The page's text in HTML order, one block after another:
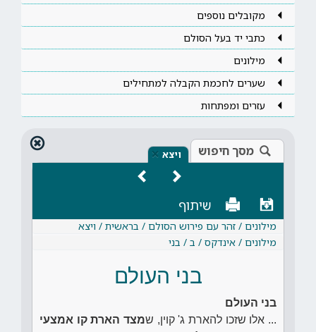
מקובלים נוספים
כתבי יד בעל הסולם
מילונים
שערים לחכמת הקבלה למתחילים
עזרים ומפתחות
מסך חיפוש ויצא ×
שיתוף
מילונים / זהר עם פירוש הסולם / בראשית / ויצא
מילונים / אינדקס / ב / בני
בני העולם
בני העולם
... אלו שזכו להארת ג' קוין, שמצד הארת קו אמצעי